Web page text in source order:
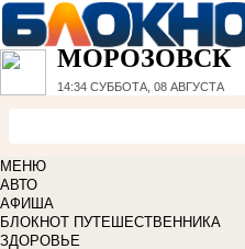
МОРОЗОВСК
14:34 СУББОТА, 08 АВГУСТА
МЕНЮ
АВТО
АФИША
БЛОКНОТ ПУТЕШЕСТВЕННИКА
ЗДОРОВЬЕ